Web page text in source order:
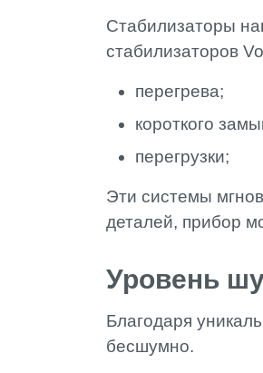
Стабилизаторы
стабилизаторов
перегрева;
короткого
перегрузки;
Эти системы
деталей, прибор
Уровень
Благодаря
бесшумно.